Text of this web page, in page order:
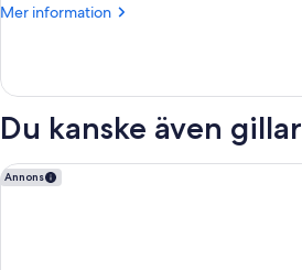
Mer information
Mer
Studio
Du kanske även gillar
Annons
Comfort Hotel Malmö